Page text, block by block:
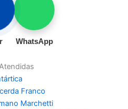
WhatsApp
Franco
Marchetti